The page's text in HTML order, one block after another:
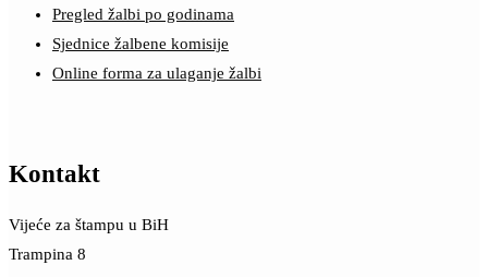
Pregled žalbi po godinama
Sjednice žalbene komisije
Online forma za ulaganje žalbi
Kontakt
Vijeće za štampu u BiH
Trampina 8